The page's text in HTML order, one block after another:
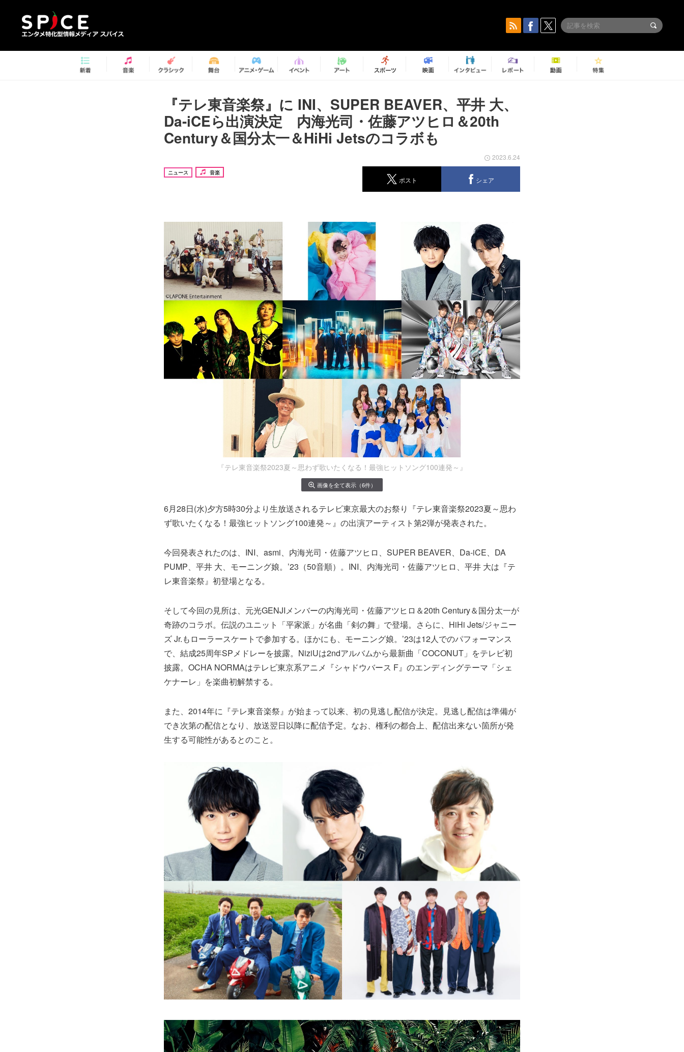
『テレ東音楽祭』に INI、SUPER BEAVER、平井 大、
Da-iCEら出演決定 内海光司・佐藤アツヒロ＆20th
Century＆国分太一＆HiHi Jetsのコラボも
ニュース 音楽
2023.6.24
ポスト シェア
『テレ東音楽祭2023夏～思わず歌いたくなる！最強ヒットソング100連発～』
画像を全て表示（6件）
6月28日(水)夕方5時30分より生放送されるテレビ東京最大のお祭り『テレ東音楽祭2023夏～思わ
ず歌いたくなる！最強ヒットソング100連発～』の出演アーティスト第2弾が発表された。
今回発表されたのは、INI、asmi、内海光司・佐藤アツヒロ、SUPER BEAVER、Da-iCE、DA
PUMP、平井 大、モーニング娘。’23（50音順）。INI、内海光司・佐藤アツヒロ、平井 大は『テ
レ東音楽祭』初登場となる。
そして今回の見所は、元光GENJIメンバーの内海光司・佐藤アツヒロ＆20th Century＆国分太一が
奇跡のコラボ。伝説のユニット「平家派」が名曲「剣の舞」で登場。さらに、HiHi Jets/ジャニー
ズ Jr.もローラースケートで参加する。ほかにも、モーニング娘。’23は12人でのパフォーマンス
で、結成25周年SPメドレーを披露。NiziUは2ndアルバムから最新曲「COCONUT」をテレビ初
披露。OCHA NORMAはテレビ東京系アニメ『シャドウバース F』のエンディングテーマ「シェ
ケナーレ」を楽曲初解禁する。
また、2014年に『テレ東音楽祭』が始まって以来、初の見逃し配信が決定。見逃し配信は準備が
でき次第の配信となり、放送翌日以降に配信予定。なお、権利の都合上、配信出来ない箇所が発
生する可能性があるとのこと。